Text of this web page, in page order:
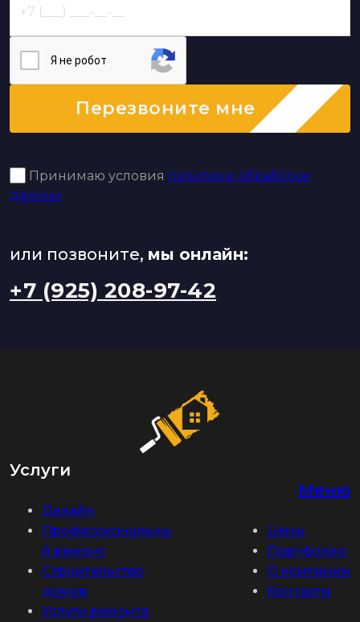
Я нe poбoт
Перезвоните мне
Принимаю условия политики обработки
данных
или позвоните, мы онлайн:
+7 (925) 208-97-42
Услуги
Дизайн
Профессиональны
й ремонт
Строительство
домов
Услуги ремонта
Меню
Цены
Портфолио
О компании
Контакты